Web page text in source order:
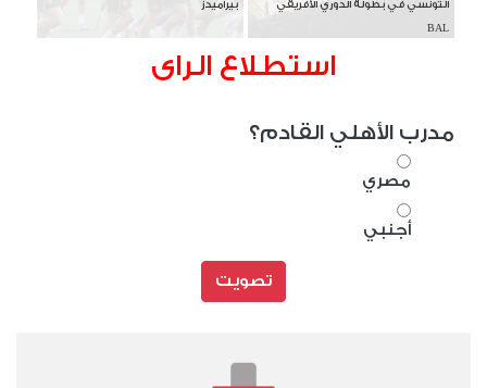
التونسي في بطولة الدوري الأفريقي
BAL
بيراميدز
استطلاع الراى
مدرب الأهلي القادم؟
مصري
أجنبي
تصويت